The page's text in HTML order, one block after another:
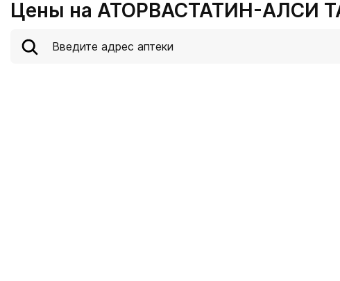
Цены на АТОРВАСТАТИН-АЛСИ